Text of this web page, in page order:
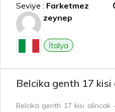
Seviye : Farketmez
zeynep
İtalya
Belcika genth 17 kisi
Belcika genth 17 kisi